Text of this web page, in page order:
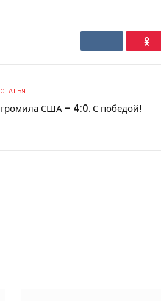
VKontakte
Ok
США – 4:0. С победой!